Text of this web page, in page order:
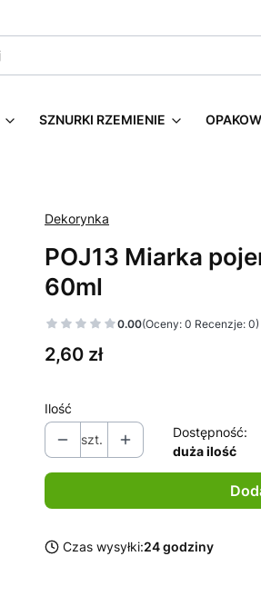
SZNURKI RZEMIENIE
Dekorynka
POJ13 Miarka
60ml
0.00(Oceny: 0 Recenzje: 0)
Cena
2,60 zł
Ilość
szt.
Dostępność:
duża ilość
Czas wysyłki:24 godziny